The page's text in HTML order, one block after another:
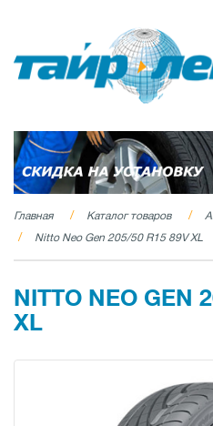
Главная Каталог товаров
Nitto Neo Gen 205/50 R15 89V XL
NITTO NEO GEN
XL